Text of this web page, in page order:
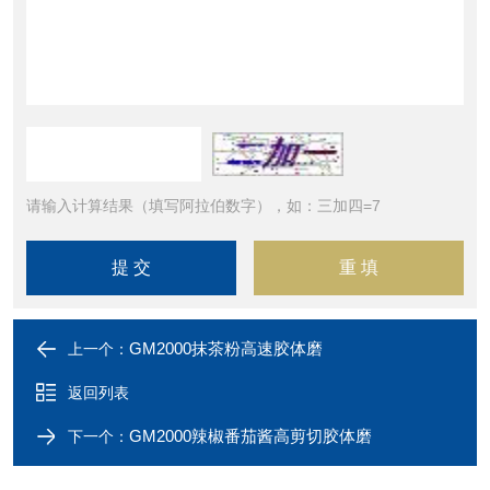
请输入计算结果（填写阿拉伯数字），如：三加四=7
上一个： GM2000抹茶粉高速胶体磨
返回列表
下一个： GM2000辣椒番茄酱高剪切胶体磨